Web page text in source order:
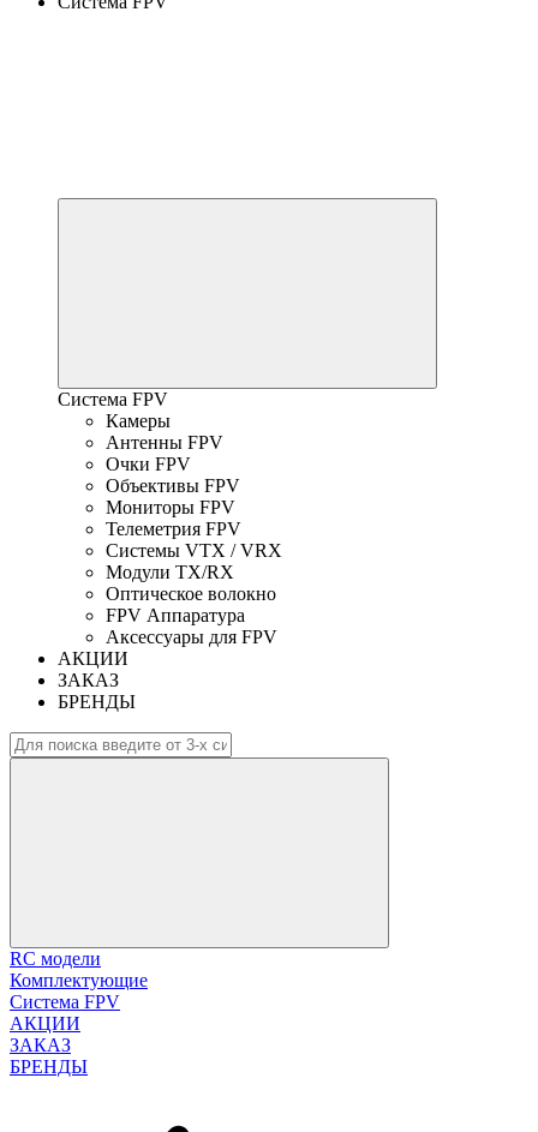
Система FPV
Камеры
Антенны FPV
Очки FPV
Объективы FPV
Мониторы FPV
Телеметрия FPV
Системы VTX / VRX
Модули TX/RX
Оптическое волокно
FPV Аппаратура
Аксессуары для FPV
АКЦИИ
ЗАКАЗ
БРЕНДЫ
RC модели
Комплектующие
Система FPV
АКЦИИ
ЗАКАЗ
БРЕНДЫ